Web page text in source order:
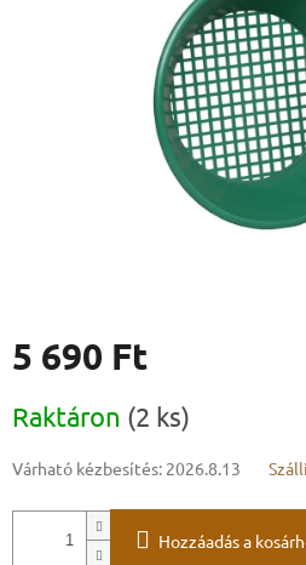
5 690 Ft
Raktáron (2 ks)
Várható kézbesítés: 2026.8.13
Hozzáadás a